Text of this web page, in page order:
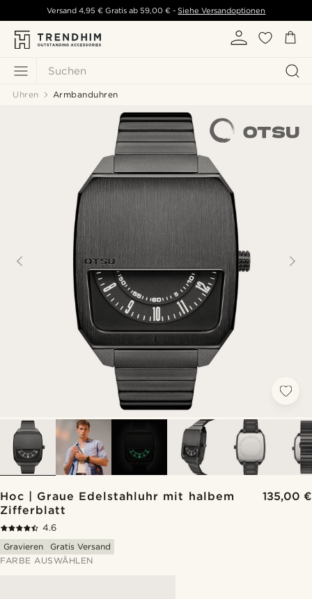
Suchen
Versand 4,95 € Gratis ab59,00 € - Siehe Versandoptionen
Uhren Armbanduhren
Hoc | Graue Edelstahluhr mit halbem
Zifferblatt
135,00 €
4.6
Gravieren
Gratis Versand
FARBE AUSWÄHLEN